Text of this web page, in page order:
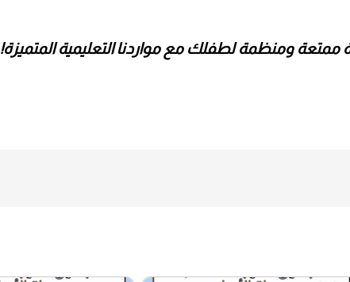
ومنظمة لطفلك مع مواردنا التعليمية المتميزة!